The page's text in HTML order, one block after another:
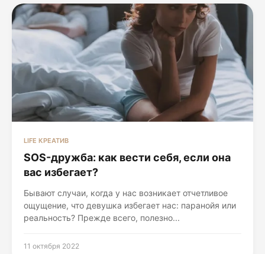
LIFE КРЕАТИВ
SOS-дружба: как вести себя, если она
вас избегает?
Бывают случаи, когда у нас возникает отчетливое
ощущение, что девушка избегает нас: паранойя или
реальность? Прежде всего, полезно...
11 октября 2022